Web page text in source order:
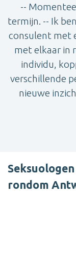
--
termijn. -- Ik
consulent met
met elkaar in
individu,
verschillende
nieuwe
rondom